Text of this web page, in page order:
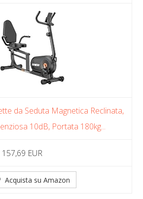
da Seduta Magnetica Reclinata,
10dB, Portata 180kg...
157,69 EUR
Acquista su Amazon